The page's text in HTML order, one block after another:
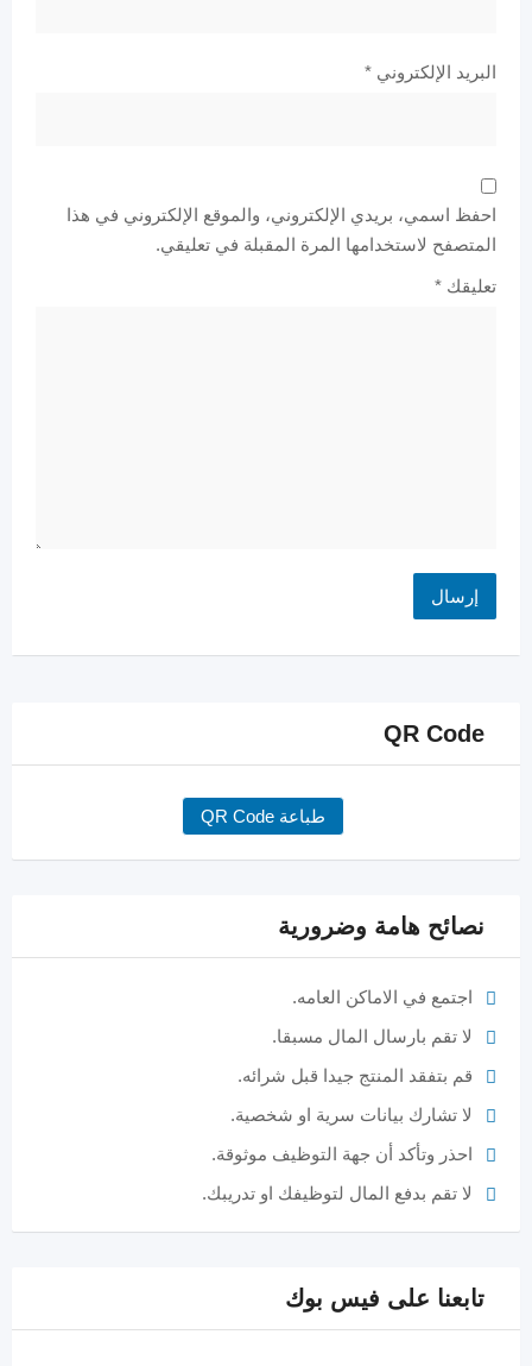
البريد الإلكتروني *
احفظ اسمي، بريدي الإلكتروني، والموقع الإلكتروني في هذا
المتصفح لاستخدامها المرة المقبلة في تعليقي.
تعليقك *
QR Code
طباعة QR Code
نصائح هامة وضرورية
اجتمع في الاماكن العامه.
لا تقم بارسال المال مسبقا.
قم بتفقد المنتج جيدا قبل شرائه.
لا تشارك بيانات سرية او شخصية.
احذر وتأكد أن جهة التوظيف موثوقة.
لا تقم بدفع المال لتوظيفك او تدريبك.
تابعنا على فيس بوك